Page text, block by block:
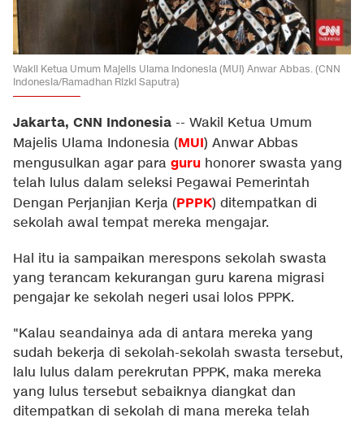
Wakil Ketua Umum Majelis Ulama Indonesia (MUI) Anwar Abbas. (CNN
Indonesia/Ramadhan Rizki Saputra)
Jakarta, CNN Indonesia -- Wakil Ketua Umum
Majelis Ulama Indonesia (MUI) Anwar Abbas
mengusulkan agar para guru honorer swasta yang
telah lulus dalam seleksi Pegawai Pemerintah
Dengan Perjanjian Kerja (PPPK) ditempatkan di
sekolah awal tempat mereka mengajar.
Hal itu ia sampaikan merespons sekolah swasta
yang terancam kekurangan guru karena migrasi
pengajar ke sekolah negeri usai lolos PPPK.
"Kalau seandainya ada di antara mereka yang
sudah bekerja di sekolah-sekolah swasta tersebut,
lalu lulus dalam perekrutan PPPK, maka mereka
yang lulus tersebut sebaiknya diangkat dan
ditempatkan di sekolah di mana mereka telah